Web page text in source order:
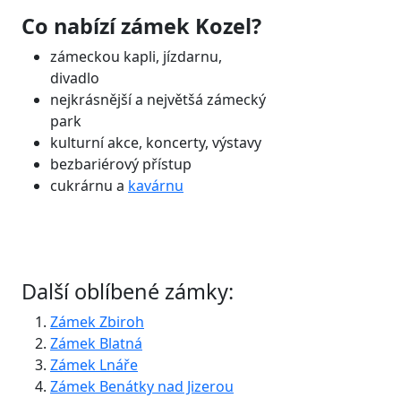
Co nabízí zámek Kozel?
zámeckou kapli, jízdarnu,
divadlo
nejkrásnější a největšá zámecký
park
kulturní akce, koncerty, výstavy
bezbariérový přístup
cukrárnu a kavárnu
Další oblíbené zámky:
Zámek Zbiroh
Zámek Blatná
Zámek Lnáře
Zámek Benátky nad Jizerou